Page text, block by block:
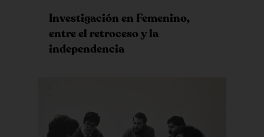
Investigación en Femenino,
entre el retroceso y la
independencia